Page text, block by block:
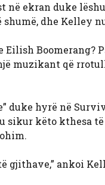
në ekran duke
shumë, dhe
Boomerang?
muzikant që
duke hyrë në
sikur këto kthesa
gjithave,” ankoi